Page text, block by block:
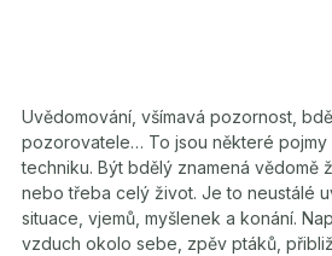
Uvědomování, všímavá pozornost,
pozorovatele… To jsou některé pojmy
techniku. Být bdělý znamená vědomě
nebo třeba celý život. Je to neustálé
situace, vjemů, myšlenek a konání.
vzduch okolo sebe, zpěv ptáků,